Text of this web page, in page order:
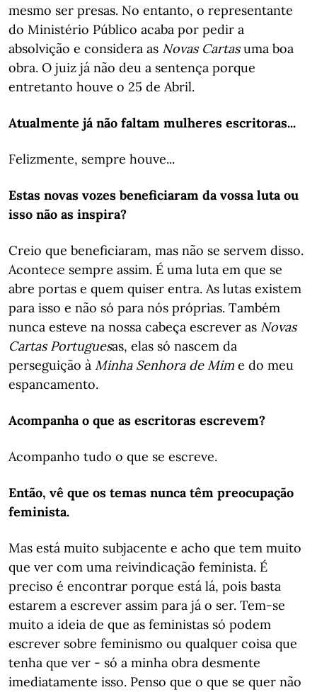
mesmo ser presas. No entanto, o representante
do Ministério Público acaba por pedir a
absolvição e considera as Novas Cartasuma boa
obra. O juiz já não deu a sentença porque
entretanto houve o 25 de Abril.
Atualmente já não faltam mulheres escritoras...
Felizmente, sempre houve...
Estas novas vozes beneficiaram da vossa luta ou
isso não as inspira?
Creio que beneficiaram, mas não se servem disso.
Acontece sempre assim. É uma luta em que se
abre portas e quem quiser entra. As lutas existem
para isso e não só para nós próprias. Também
nunca esteve na nossa cabeça escrever as Novas
Cartas Portuguesas, elas só nascem da
perseguição à Minha Senhora de Mim e do meu
espancamento.
Acompanha o que as escritoras escrevem?
Acompanho tudo o que se escreve.
Então, vê que os temas nunca têm preocupação
feminista.
Mas está muito subjacente e acho que tem muito
que ver com uma reivindicação feminista. É
preciso é encontrar porque está lá, pois basta
estarem a escrever assim para já o ser. Tem-se
muito a ideia de que as feministas só podem
escrever sobre feminismo ou qualquer coisa que
tenha que ver - só a minha obra desmente
imediatamente isso. Penso que o que se quer não